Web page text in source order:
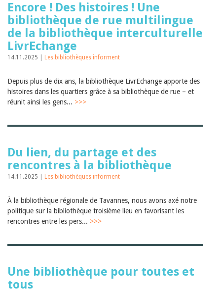
2017
2016
2015
2014
2013
2012
Encore ! Des histoires ! Une
bibliothèque de rue multilingue
de la bibliothèque interculturelle
LivrEchange
14.11.2025 | Les bibliothèques informent
Depuis plus de dix ans, la bibliothèque LivrEchange apporte des
histoires dans les quartiers grâce à sa bibliothèque de rue – et
réunit ainsi les gens... >>>
Du lien, du partage et des
rencontres à la bibliothèque
14.11.2025 | Les bibliothèques informent
À la bibliothèque régionale de Tavannes, nous avons axé notre
politique sur la bibliothèque troisième lieu en favorisant les
rencontres entre les pers... >>>
Une bibliothèque pour toutes et
tous